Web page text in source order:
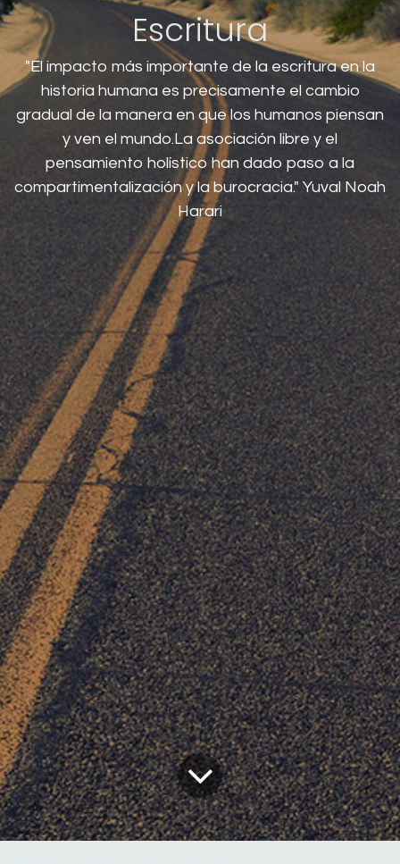
Escritura
"El impacto más importante de la escritura en la
historia humana es precisamente el cambio
gradual de la manera en que los humanos piensan
y ven el mundo.La asociación libre y el
pensamiento holístico han dado paso a la
compartimentalización y la burocracia." Yuval Noah
Harari